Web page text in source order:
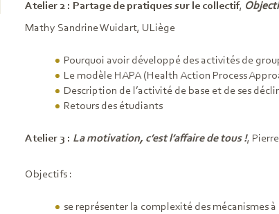
Atelier 2 : Partage de pratiques sur le collectif,
Mathy Sandrine Wuidart, ULiège
Pourquoi avoir développé des activités de
Le modèle HAPA (Health Action Process
Description de l’activité de base et de ses
Retours des étudiants
Atelier 3 : La motivation, c’est l’affaire de tous !,
Objectifs :
se représenter la complexité des